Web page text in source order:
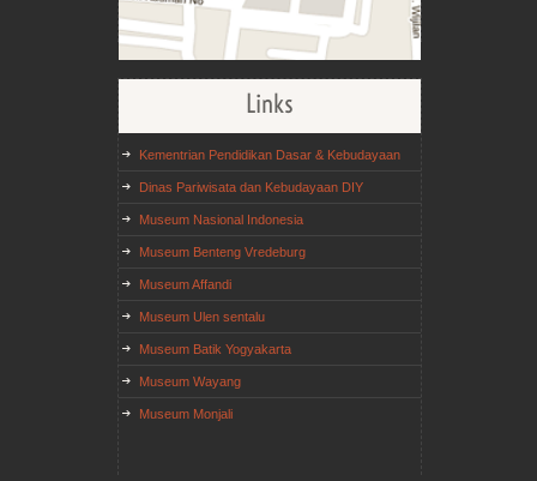
Links
Kementrian Pendidikan Dasar & Kebudayaan
Dinas Pariwisata dan Kebudayaan DIY
Museum Nasional Indonesia
Museum Benteng Vredeburg
Museum Affandi
Museum Ulen sentalu
Museum Batik Yogyakarta
Museum Wayang
Museum Monjali